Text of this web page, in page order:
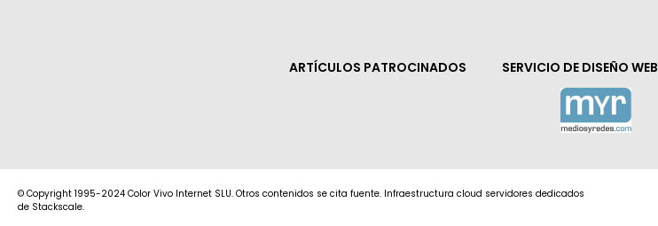
ARTÍCULOS PATROCINADOS SERVICIO DE DISEÑO WEB
© Copyright 1995-2024 Color Vivo Internet SLU. Otros contenidos se cita fuente. Infraestructura cloud servidores dedicados
de Stackscale.